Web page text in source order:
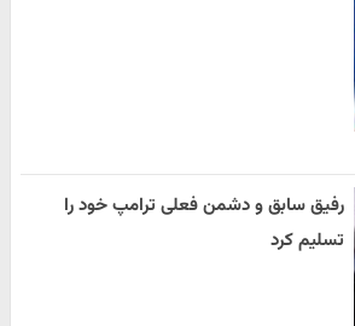
رفیق سابق و دشمن فعلی ترامپ خود را
تسلیم کرد